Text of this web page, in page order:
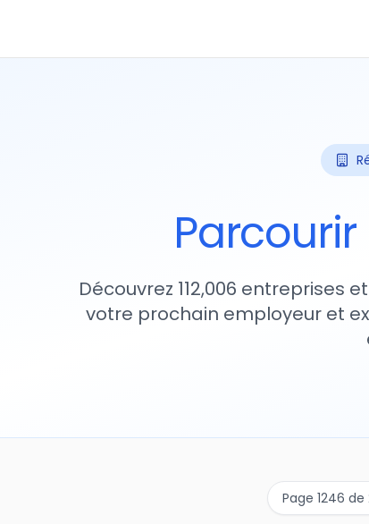
Découvrez 112,006 entreprises
votre prochain employeur et
Page 1246